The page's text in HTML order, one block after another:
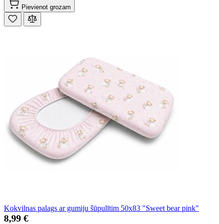
Pievienot grozam
Kokvilnas palags ar gumiju šūpulītim 50x83 "Sweet bear pink"
8,99 €